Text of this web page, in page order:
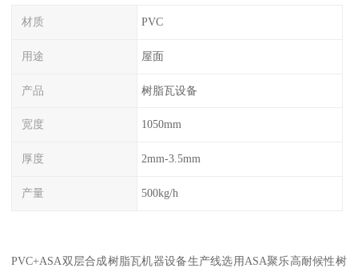
材质 PVC
用途 屋面
产品 树脂瓦设备
宽度 1050mm
厚度 2mm-3.5mm
产量 500kg/h
PVC+ASA双层合成树脂瓦机器设备生产线选用ASA聚乐高耐候性树